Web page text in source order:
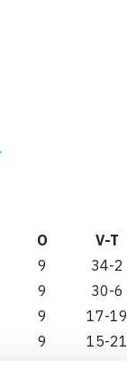
O V-T
9 34-2
9 30-6
9 17-19
9 15-21